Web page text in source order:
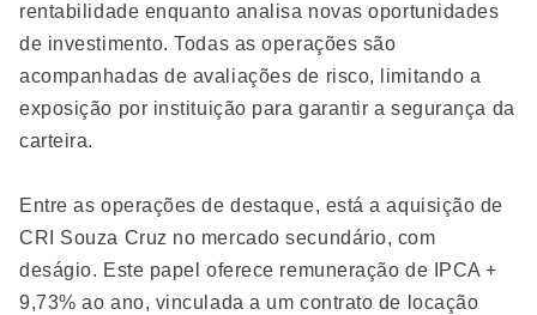
rentabilidade enquanto analisa novas oportunidades
de investimento. Todas as operações são
acompanhadas de avaliações de risco, limitando a
exposição por instituição para garantir a segurança da
carteira.
Entre as operações de destaque, está a aquisição de
CRI Souza Cruz no mercado secundário, com
deságio. Este papel oferece remuneração de IPCA +
9,73% ao ano, vinculada a um contrato de locação